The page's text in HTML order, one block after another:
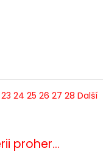
23 24 25 26 27 28 Další
proher...